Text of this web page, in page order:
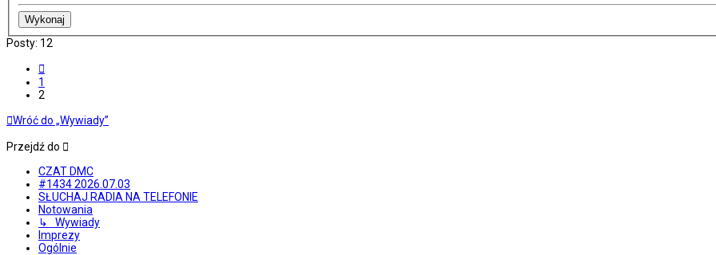
Posty: 12
1
2
Wróć do „Wywiady”
Przejdź do
CZAT DMC
#1434 2026.07.03
SŁUCHAJ RADIA NA TELEFONIE
Notowania
↳ Wywiady
Imprezy
Ogólnie